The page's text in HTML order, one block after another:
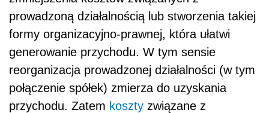
prowadzoną działalnością lub stworzenia takiej
formy organizacyjno-prawnej, która ułatwi
generowanie przychodu. W tym sensie
reorganizacja prowadzonej działalności (w tym
połączenie spółek) zmierza do uzyskania
przychodu. Zatem koszty związane z